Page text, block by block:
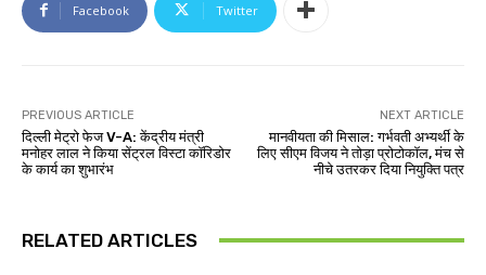
Facebook Twitter
PREVIOUS ARTICLE
दिल्ली मेट्रो फेज V-A: केंद्रीय मंत्री
मनोहर लाल ने किया सेंट्रल विस्टा कॉरिडोर
के कार्य का शुभारंभ
NEXT ARTICLE
मानवीयता की मिसाल: गर्भवती अभ्यर्थी के
लिए सीएम विजय ने तोड़ा प्रोटोकॉल, मंच से
नीचे उतरकर दिया नियुक्ति पत्र
RELATED ARTICLES